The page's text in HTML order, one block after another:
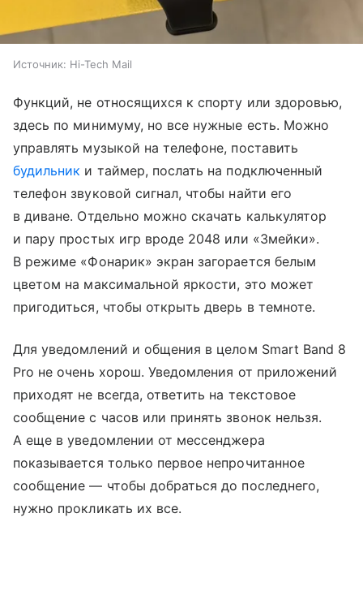
Источник: Hi-Tech Mail
Функций, не относящихся к спорту или здоровью,
здесь по минимуму, но все нужные есть. Можно
управлять музыкой на телефоне, поставить
будильник и таймер, послать на подключенный
телефон звуковой сигнал, чтобы найти его
в диване. Отдельно можно скачать калькулятор
и пару простых игр вроде 2048 или «Змейки».
В режиме «Фонарик» экран загорается белым
цветом на максимальной яркости, это может
пригодиться, чтобы открыть дверь в темноте.
Для уведомлений и общения в целом Smart Band 8
Pro не очень хорош. Уведомления от приложений
приходят не всегда, ответить на текстовое
сообщение с часов или принять звонок нельзя.
А еще в уведомлении от мессенджера
показывается только первое непрочитанное
сообщение — чтобы добраться до последнего,
нужно прокликать их все.